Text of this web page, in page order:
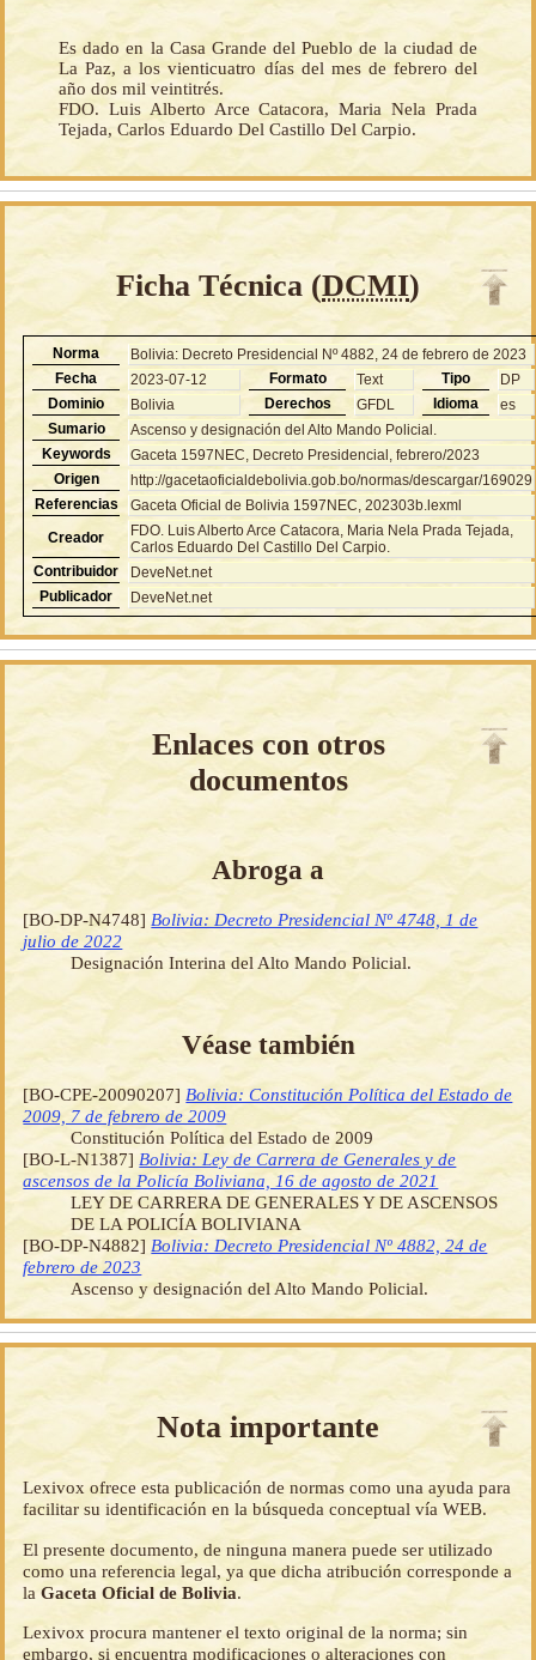
Es dado en la Casa Grande del Pueblo de la ciudad de
La Paz, a los vienticuatro días del mes de febrero del
año dos mil veintitrés.
FDO. Luis Alberto Arce Catacora, Maria Nela Prada
Tejada, Carlos Eduardo Del Castillo Del Carpio.
Ficha Técnica (DCMI)
Norma
Bolivia: Decreto Presidencial Nº 4882, 24 de febrero de 2023
Fecha
2023-07-12 Formato Text Tipo
DP
Dominio
Bolivia Derechos GFDL Idioma
es
Sumario
Ascenso y designación del Alto Mando Policial.
Keywords
Gaceta 1597NEC, Decreto Presidencial, febrero/2023
Origen
http://gacetaoficialdebolivia.gob.bo/normas/descargar/169029
Referencias
Gaceta Oficial de Bolivia 1597NEC, 202303b.lexml
Creador
FDO. Luis Alberto Arce Catacora, Maria Nela Prada Tejada,
Carlos Eduardo Del Castillo Del Carpio.
Contribuidor
DeveNet.net
Publicador
DeveNet.net
Enlaces con otros
documentos
Abroga a
[BO-DP-N4748] Bolivia: Decreto Presidencial Nº 4748, 1 de
julio de 2022
Designación Interina del Alto Mando Policial.
Véase también
[BO-CPE-20090207] Bolivia: Constitución Política del Estado de
2009, 7 de febrero de 2009
Constitución Política del Estado de 2009
[BO-L-N1387] Bolivia: Ley de Carrera de Generales y de
ascensos de la Policía Boliviana, 16 de agosto de 2021
LEY DE CARRERA DE GENERALES Y DE ASCENSOS
DE LA POLICÍA BOLIVIANA
[BO-DP-N4882] Bolivia: Decreto Presidencial Nº 4882, 24 de
febrero de 2023
Ascenso y designación del Alto Mando Policial.
Nota importante
Lexivox ofrece esta publicación de normas como una ayuda para
facilitar su identificación en la búsqueda conceptual vía WEB.
El presente documento, de ninguna manera puede ser utilizado
como una referencia legal, ya que dicha atribución corresponde a
laGaceta Oficial de Bolivia.
Lexivox procura mantener el texto original de la norma; sin
embargo, si encuentra modificaciones o alteraciones con